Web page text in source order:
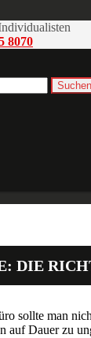
8070
DIE
sollte man
auf Dauer zu